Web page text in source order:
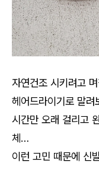
자연건조 시키려고
헤어드라이기로 말려
시간만 오래 걸리고
체…
이런 고민 때문에 신